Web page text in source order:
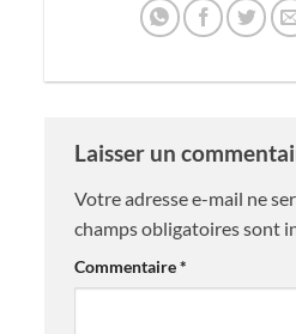
Laisser un
Votre adresse e-mail ne
champs obligatoires sont
Commentaire*